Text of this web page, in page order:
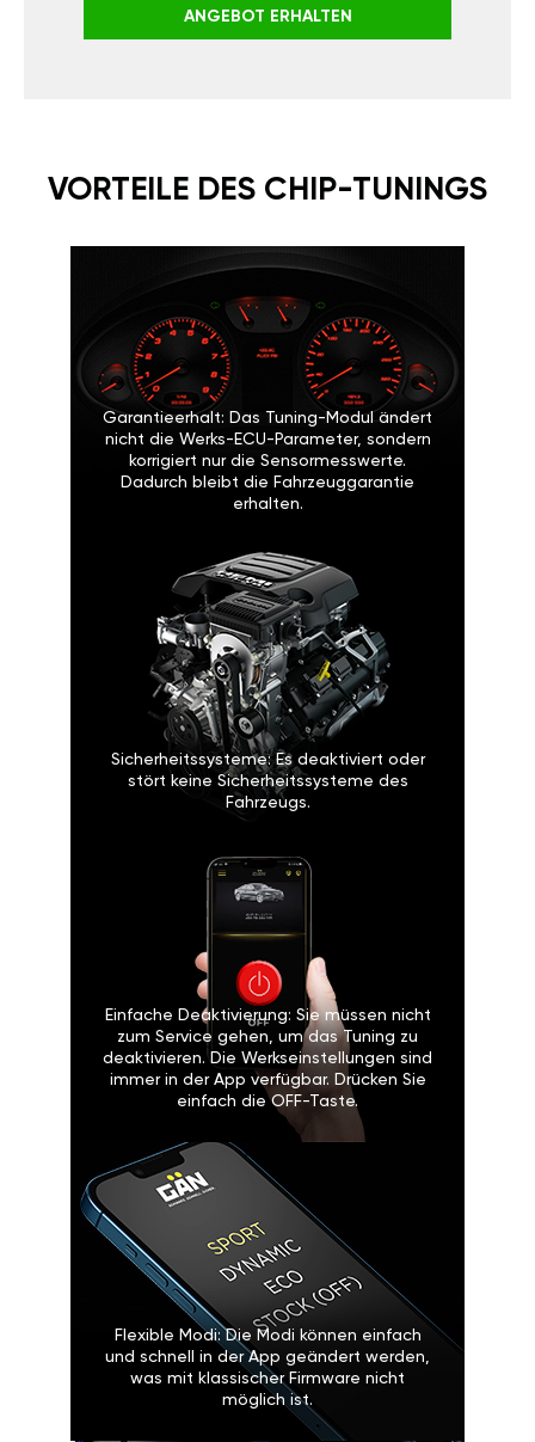
ANGEBOT ERHALTEN
VORTEILE DES CHIP-TUNINGS
Garantieerhalt: Das Tuning-Modul ändert
nicht die Werks-ECU-Parameter, sondern
korrigiert nur die Sensormesswerte.
Dadurch bleibt die Fahrzeuggarantie
erhalten.
Sicherheitssysteme: Es deaktiviert oder
stört keine Sicherheitssysteme des
Fahrzeugs.
Einfache Deaktivierung: Sie müssen nicht
zum Service gehen, um das Tuning zu
deaktivieren. Die Werkseinstellungen sind
immer in der App verfügbar. Drücken Sie
einfach die OFF-Taste.
Flexible Modi: Die Modi können einfach
und schnell in der App geändert werden,
was mit klassischer Firmware nicht
möglich ist.